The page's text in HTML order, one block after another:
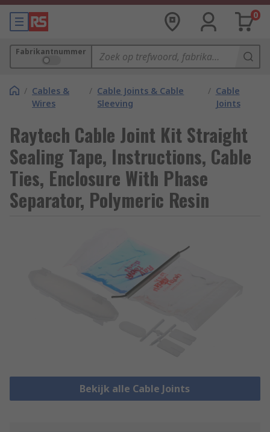
0
Fabrikantnummer
/ Cables &
Wires
/ Cable Joints & Cable
Sleeving
/ Cable
Joints
Raytech Cable Joint Kit Straight
Sealing Tape, Instructions, Cable
Ties, Enclosure With Phase
Separator, Polymeric Resin
Bekijk alle Cable Joints